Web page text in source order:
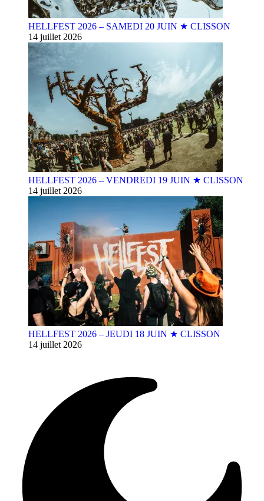
HELLFEST 2026 – SAMEDI 20 JUIN ★ CLISSON
14 juillet 2026
HELLFEST 2026 – VENDREDI 19 JUIN ★ CLISSON
14 juillet 2026
HELLFEST 2026 – JEUDI 18 JUIN ★ CLISSON
14 juillet 2026